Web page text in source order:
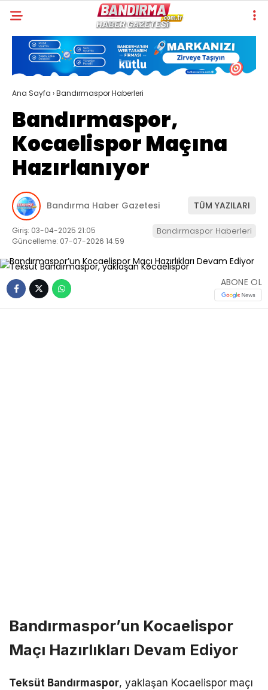
Ana Sayfa ›Bandırmaspor Haberleri
Bandırmaspor,
Kocaelispor Maçına
Hazırlanıyor
Bandırma Haber Gazetesi TÜM YAZILARI
Giriş: 03-04-2025 21:05
Güncelleme: 07-07-2026 14:59
Bandırmaspor Haberleri
ABONE OL
Bandırmaspor’un Kocaelispor
Maçı Hazırlıkları Devam Ediyor
Teksüt Bandırmaspor, yaklaşan Kocaelispor maçı